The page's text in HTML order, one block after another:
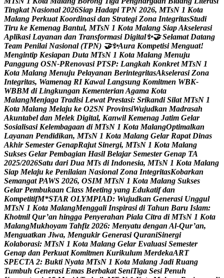
Tingkat Nasional 2026Siap Hadapi TPN 2026, MTsN 1 Kota
Malang Perkuat Koordinasi dan Strategi Zona IntegritasStudi
Tiru ke Kemenag Bantul, MTsN 1 Kota Malang SiapAkselerasi
Aplikasi Layanan dan Transformasi Digital✨ Selamat Datang
Team Penilai Nasional (TPN) ✨Aura Kompetisi Menguat!
Mengintip Kesiapan Duta MTsN 1 Kota Malang Menuju
Panggung OSN-PRenovasi PTSP: Langkah Konkret MTsN 1
Kota Malang Menuju Pelayanan BerintegritasAkselerasi Zona
Integritas, Wamenag RI Kawal Langsung Komitmen WBK-
WBBM di Lingkungan Kementerian Agama Kota
MalangMenjaga Tradisi Lewat Prestasi: Srikandi Silat MTsN 1
Kota Malang Melaju ke O2SN ProvinsiWujudkan Madrasah
Akuntabel dan Melek Digital, Kanwil Kemenag Jatim Gelar
Sosialisasi Kelembagaan di MTsN 1 Kota MalangOptimalkan
Layanan Pendidikan, MTsN 1 Kota Malang Gelar Rapat Dinas
Akhir Semester GenapRajut Sinergi, MTsN 1 Kota Malang
Sukses Gelar Pembagian Hasil Belajar Semester Genap TA
2025/2026Satu dari Dua MTs di Indonesia, MTsN 1 Kota Malang
Siap Melaju ke Penilaian Nasional Zona IntegritasKobarkan
Semangat PAWS 2026, OSIM MTsN 1 Kota Malang Sukses
Gelar Pembukaan Class Meeting yang Edukatif dan
KompetitifM*STAR OLYMPIAD: Wujudkan Generasi Unggul
MTsN 1 Kota MalangMenggali Inspirasi di Tahun Baru Islam:
Khotmil Qur’an hingga Penyerahan Piala Citra di MTsN 1 Kota
MalangMukhoyam Tahfiz 2026: Menyatu dengan Al-Qur’an,
Menguatkan Jiwa, Mengukir Generasi QuraniSinergi
Kolaborasi: MTsN 1 Kota Malang Gelar Evaluasi Semester
Genap dan Perkuat Komitmen Kurikulum MerdekaART
SPECTA 2: Bukti Nyata MTsN 1 Kota Malang Jadi Ruang
Tumbuh Generasi Emas Berbakat SeniTiga Sesi Penuh